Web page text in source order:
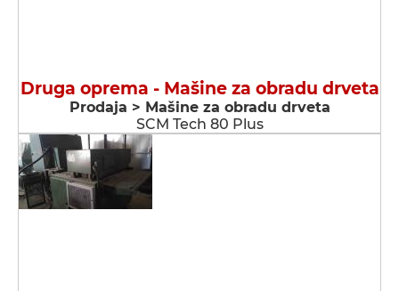
Druga oprema - Мašine za obradu drveta
Prodaja > Мašine za obradu drveta
SCM Tech 80 Plus